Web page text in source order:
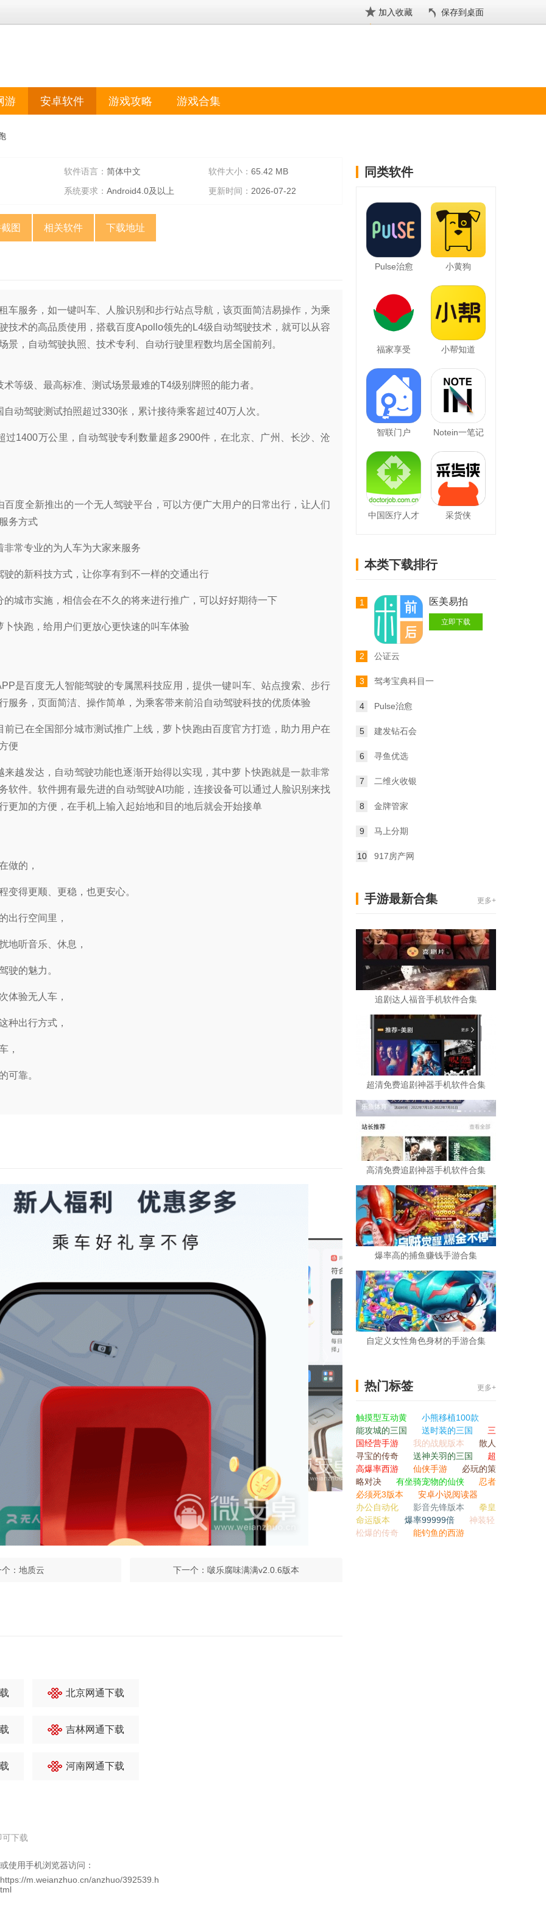
加入收藏 保存到桌面
游 安卓软件 游戏攻略 游戏合集
软件语言：简体中文 软件大小： 65.42 MB
系统要求：Android4.0及以上 更新时间： 2026-07-22
图 相关软件 下载地址
车服务，如一键叫车、人脸识别和步行站点导航，该页面简洁易操作，为乘
技术的高品质使用，搭载百度Apollo领先的L4级自动驾驶技术，就可以从容
景，自动驾驶执照、技术专利、自动行驶里程数均居全国前列。
术等级、最高标准、测试场景最难的T4级别牌照的能力者。
自动驾驶测试拍照超过330张，累计接待乘客超过40万人次。
过1400万公里，自动驾驶专利数量超多2900件，在北京、广州、长沙、沧
百度全新推出的一个无人驾驶平台，可以方便广大用户的日常出行，让人们
务方式
非常专业的为人车为大家来服务
驶的新科技方式，让你享有到不一样的交通出行
的城市实施，相信会在不久的将来进行推广，可以好好期待一下
卜快跑，给用户们更放心更快速的叫车体验
是百度无人智能驾驶的专属黑科技应用，提供一键叫车、站点搜索、步行
服务，页面简洁、操作简单，为乘客带来前沿自动驾驶科技的优质体验
前已在全国部分城市测试推广上线，萝卜快跑由百度官方打造，助力用户在
便
来越发达，自动驾驶功能也逐渐开始得以实现，其中萝卜快跑就是一款非常
软件。软件拥有最先进的自动驾驶AI功能，连接设备可以通过人脸识别来找
更加的方便，在手机上输入起始地和目的地后就会开始接单
做的，
变得更顺、更稳，也更安心。
出行空间里，
地听音乐、休息，
驶的魅力。
体验无人车，
种出行方式，
，
可靠。
个：地质云 下一个：啵乐腐味满满v2.0.6版本
北京网通下载
吉林网通下载
河南网通下载
下载
或使用手机浏览器访问：
https://m.weianzhuo.cn/anzhuo/392539.h
tml
同类软件
Pulse治愈 小黄狗
福家享受 小帮知道
智联门户 Notein一笔记
中国医疗人才 采货侠
本类下载排行
1 医美易拍
立即下载
2 公证云
3 驾考宝典科目一
4 Pulse治愈
5 建发钻石会
6 寻鱼优选
7 二维火收银
8 金牌管家
9 马上分期
10 917房产网
手游最新合集 更多+
追剧达人福音手机软件合集
超清免费追剧神器手机软件合集
高清免费追剧神器手机软件合集
爆率高的捕鱼赚钱手游合集
自定义女性角色身材的手游合集
热门标签 更多+
触摸型互动黄
小熊移植100款
能攻城的三国
送时装的三国
三
国经营手游
我的战舰版本
散人
寻宝的传奇
送神关羽的三国
超
高爆率西游
仙侠手游
必玩的策
略对决
有坐骑宠物的仙侠
忍者
必须死3版本
安卓小说阅读器
办公自动化
影音先锋版本
拳皇
命运版本
爆率99999倍
神装轻
松爆的传奇
能钓鱼的西游